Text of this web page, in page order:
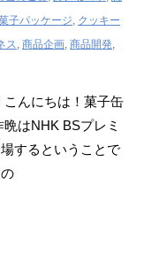
子パッケージ, クッキー
ス, 商品企画, 商品開発,
んにちは！菓子缶
はNHK BSプレミ
するということで